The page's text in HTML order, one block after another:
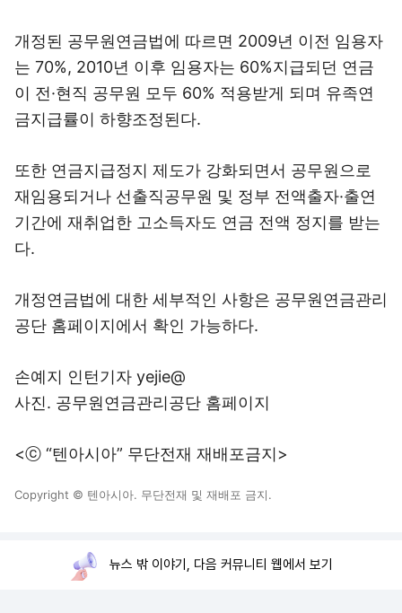
개정된 공무원연금법에 따르면 2009년 이전 임용자
는 70%, 2010년 이후 임용자는 60%지급되던 연금
이 전·현직 공무원 모두 60% 적용받게 되며 유족연
금지급률이 하향조정된다.
또한 연금지급정지 제도가 강화되면서 공무원으로
재임용되거나 선출직공무원 및 정부 전액출자·출연
기간에 재취업한 고소득자도 연금 전액 정지를 받는
다.
개정연금법에 대한 세부적인 사항은 공무원연금관리
공단 홈페이지에서 확인 가능하다.
손예지 인턴기자 yejie@
사진. 공무원연금관리공단 홈페이지
<ⓒ “텐아시아” 무단전재 재배포금지>
Copyright © 텐아시아. 무단전재 및 재배포 금지.
뉴스 밖 이야기, 다음 커뮤니티 웹에서 보기